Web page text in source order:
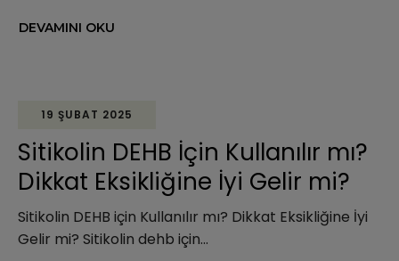
DEVAMINI OKU
19 ŞUBAT 2025
Sitikolin DEHB İçin Kullanılır mı?
Dikkat Eksikliğine İyi Gelir mi?
Sitikolin DEHB için Kullanılır mı? Dikkat Eksikliğine İyi
Gelir mi? Sitikolin dehb için...